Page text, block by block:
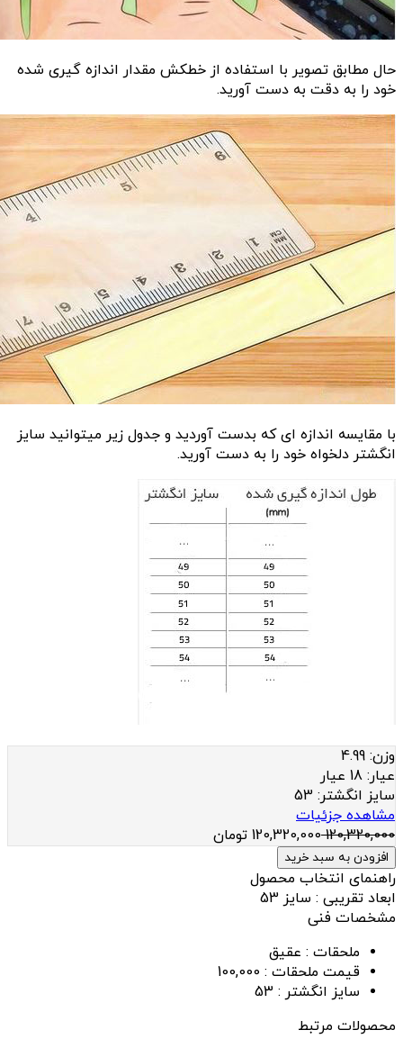
حال مطابق تصویر با استفاده از خطکش مقدار اندازه گیری شده
خود را به دقت به دست آورید.
با مقایسه اندازه ای که بدست آوردید و جدول زیر میتوانید سایز
انگشتر دلخواه خود را به دست آورید.
وزن: 4.99
عيار: 18 عیار
سایز انگشتر: 53
مشاهده جزئیات
120,320,000
120,320,000 تومان
افزودن به سبد خرید
راهنمای انتخاب محصول
ابعاد تقریبی : سایز 53
مشخصات فنی
ملحقات : عقیق
قیمت ملحقات : 100,000
سایز انگشتر : 53
محصولات مرتبط